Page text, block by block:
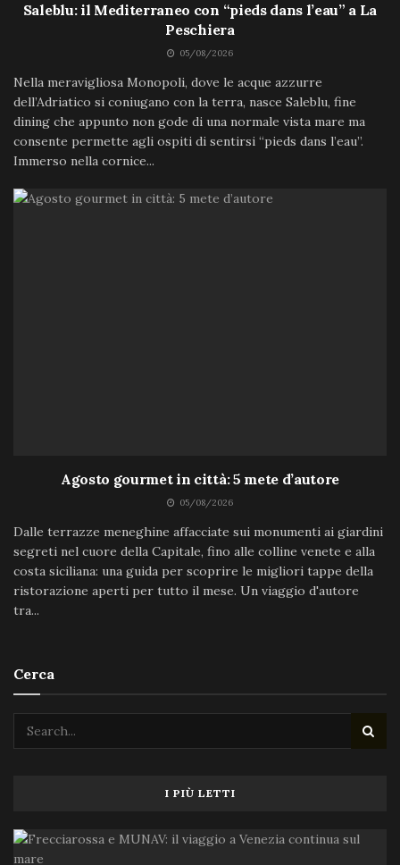
Saleblu: il Mediterraneo con “pieds dans l’eau” a La
Peschiera
05/08/2026
Nella meravigliosa Monopoli, dove le acque azzurre
dell’Adriatico si coniugano con la terra, nasce Saleblu, fine
dining che appunto non gode di una normale vista mare ma
consente permette agli ospiti di sentirsi “pieds dans l’eau”.
Immerso nella cornice...
Agosto gourmet in città: 5 mete d’autore
05/08/2026
Dalle terrazze meneghine affacciate sui monumenti ai giardini
segreti nel cuore della Capitale, fino alle colline venete e alla
costa siciliana: una guida per scoprire le migliori tappe della
ristorazione aperti per tutto il mese. Un viaggio d'autore
tra...
Cerca
I PIÙ LETTI